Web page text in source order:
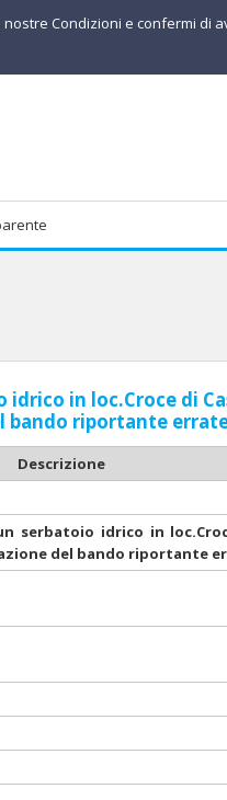
in loc.Croce di
bando riportante
Descrizione
serbatoio idrico in
del bando riportante
Condizioni e confermi di